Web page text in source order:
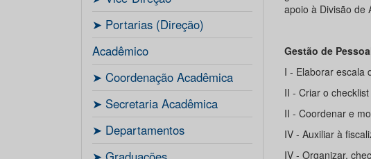
ㅤ➤ Portarias (Direção)
Acadêmico
ㅤ➤ Coordenação Acadêmica
ㅤㅤ➤ Secretaria Acadêmica
ㅤ➤ Departamentos
apoio à Divisão de
Gestão de
I - Elaborar escala
II - Criar o
II - Coordenar e
IV - Auxiliar à
IV - Organizar,